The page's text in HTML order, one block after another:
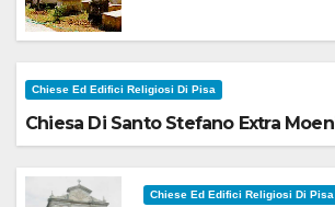
Chiese Ed Edifici Religiosi Di Pisa
Chiesa Di Santo Stefano Extra
Chiese Ed Edifici Religiosi Di Pisa